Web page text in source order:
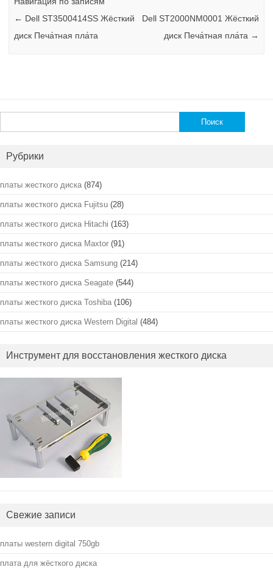
← Dell ST3500414SS Жёсткий
диск Печа́тная пла́та
Dell ST2000NM0001 Жёсткий
диск Печа́тная пла́та →
Рубрики
платы жесткого диска (874)
платы жесткого диска Fujitsu (28)
платы жесткого диска Hitachi (163)
платы жесткого диска Maxtor (91)
платы жесткого диска Samsung (214)
платы жесткого диска Seagate (544)
платы жесткого диска Toshiba (106)
платы жесткого диска Western Digital (484)
Инструмент для восстановления жесткого диска
Свежие записи
платы western digital 750gb
плата для жёсткого диска